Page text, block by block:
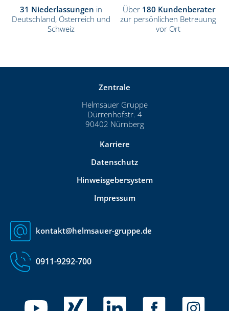
31 Niederlassungen in
Deutschland, Österreich und
Schweiz
Über 180 Kunden­berater
zur persönlichen Betreuung
vor Ort
Zentrale
Helmsauer Gruppe
Dürrenhofstr. 4
90402 Nürnberg
Karriere
Datenschutz
Hinweisgebersystem
Impressum
kontakt@helmsauer-gruppe.de
0911-9292-700